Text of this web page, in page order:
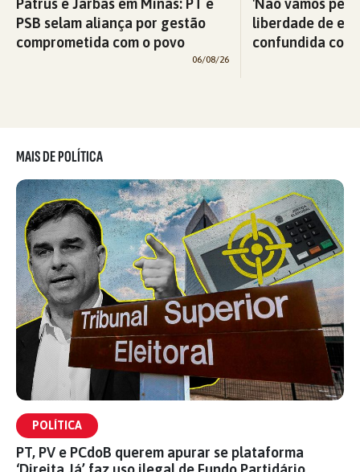
Patrus e Jarbas em Minas: PT e
PSB selam aliança por gestão
comprometida com o povo
06/08/26
'Não vamos
liberdade de
confundida
MAIS DE POLÍTICA
POLÍTICA
PT, PV e PCdoB querem apurar se plataforma